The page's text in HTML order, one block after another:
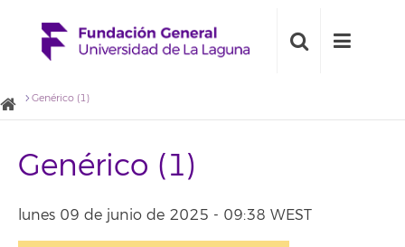
Genérico (1)
Genérico (1)
lunes 09 de junio de 2025 - 09:38 WEST